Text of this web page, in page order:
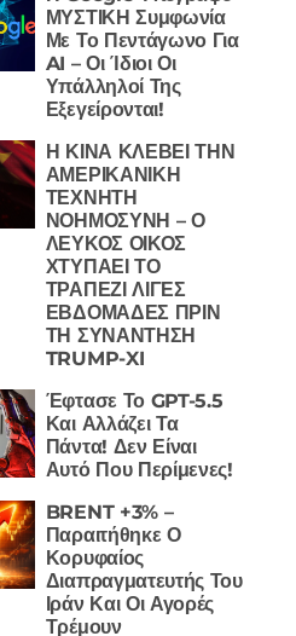
ΜΥΣΤΙΚΗ Συμφωνία
Με Το Πεντάγωνο Για
AI – Οι Ίδιοι Οι
Υπάλληλοί Της
Εξεγείρονται!
Η ΚΙΝΑ ΚΛΕΒΕΙ ΤΗΝ
ΑΜΕΡΙΚΑΝΙΚΗ
ΤΕΧΝΗΤΗ
ΝΟΗΜΟΣΥΝΗ – Ο
ΛΕΥΚΟΣ ΟΙΚΟΣ
ΧΤΥΠΑΕΙ ΤΟ
ΤΡΑΠΕΖΙ ΛΙΓΕΣ
ΕΒΔΟΜΑΔΕΣ ΠΡΙΝ
ΤΗ ΣΥΝΑΝΤΗΣΗ
TRUMP-XI
Έφτασε Το GPT-5.5
Και Αλλάζει Τα
Πάντα! Δεν Είναι
Αυτό Που Περίμενες!
BRENT +3% –
Παραιτήθηκε Ο
Κορυφαίος
Διαπραγματευτής Του
Ιράν Και Οι Αγορές
Τρέμουν